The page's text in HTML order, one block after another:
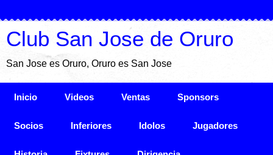
Club San Jose de Oruro
San Jose es Oruro, Oruro es San Jose
Inicio Videos Ventas Sponsors
Socios Inferiores Idolos Jugadores